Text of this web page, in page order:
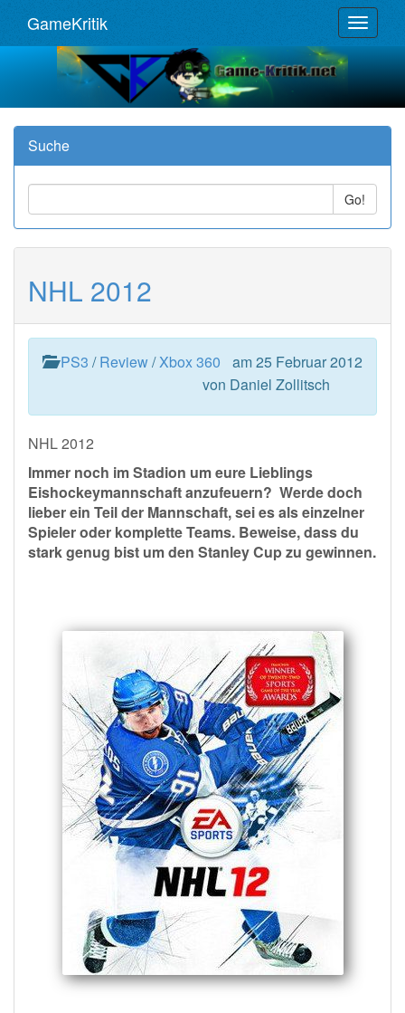
Toggle
GameKritik
Suche
Go!
NHL 2012
PS3 /Review/Xbox 360
am 25 Februar 2012
von Daniel Zollitsch
NHL 2012
Immer noch im Stadion um eure Lieblings
Eishockeymannschaft anzufeuern? Werde doch
lieber ein Teil der Mannschaft, sei es als einzelner
Spieler oder komplette Teams. Beweise, dass du
stark genug bist um den Stanley Cup zu gewinnen.